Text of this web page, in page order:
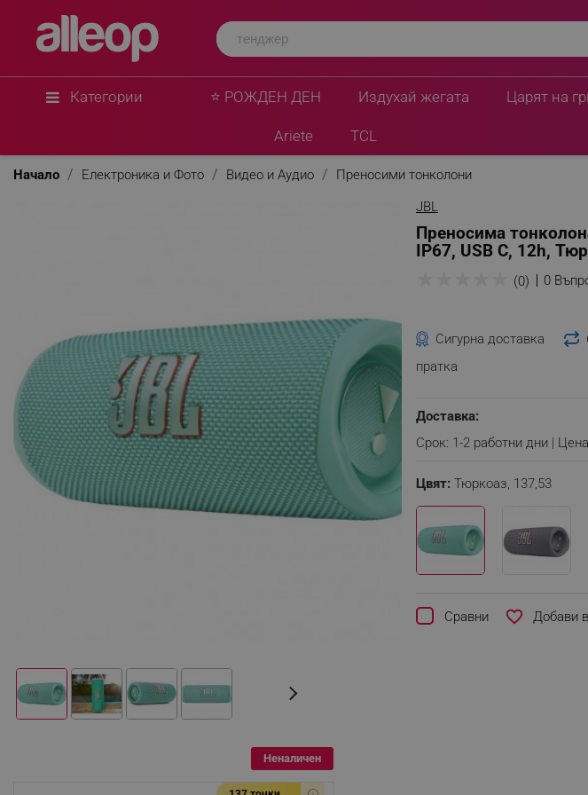
Категории ⭐ РОЖДЕН ДЕН Издухай жегата Царят на
Ariete TCL
Начало Електроника и Фото Видео и Аудио
Преносими тонколони
JBL
Преносима
IP67, USB C, 12h,
(0) 0
Сигурна доставка
пратка
Доставка:
Срок: 1-2 работни дни |
Цвят: Тюркоаз, 137,53
Сравни favorite_border
Неналичен